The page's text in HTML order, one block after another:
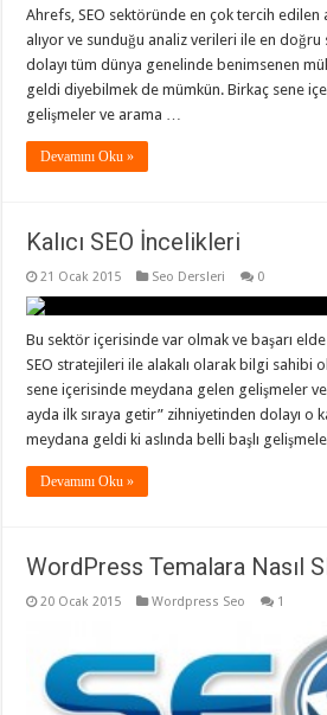
Ahrefs, SEO sektöründe en çok tercih
alıyor ve sunduğu analiz verileri ile en
dolayı tüm dünya genelinde benimsenen
geldi diyebilmek de mümkün. Birkaç sene
gelişmeler ve arama …
Devamını Oku »
Kalıcı SEO İncelikleri
21 Ocak 2015 Seo Dersleri 0
Bu sektör içerisinde var olmak ve başarı
SEO stratejileri ile alakalı olarak bilgi sahibi
sene içerisinde meydana gelen gelişmeler
ayda ilk sıraya getir” zihniyetinden dolayı o
meydana geldi ki aslında belli başlı
Devamını Oku »
WordPress Temalara Nasıl
20 Ocak 2015 Wordpress Seo 1